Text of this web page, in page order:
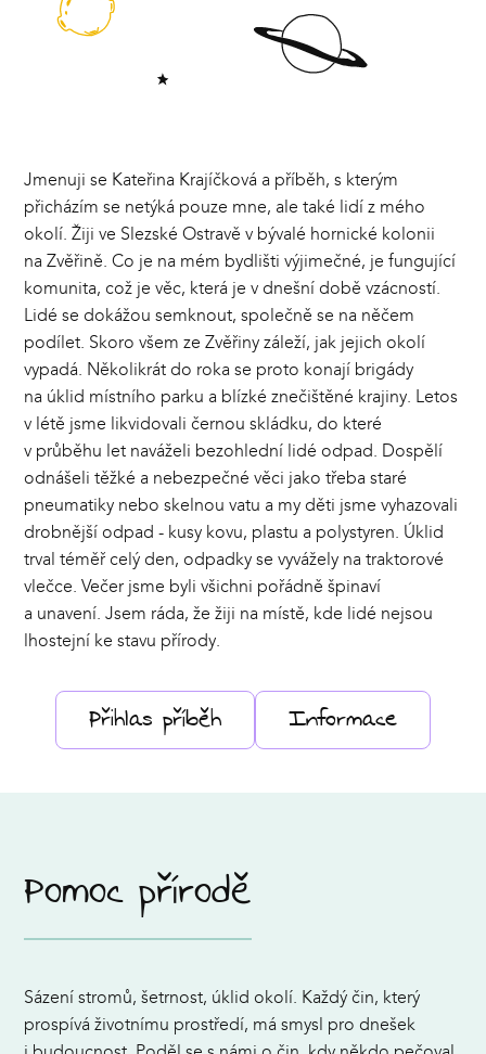
Jmenuji se Kateřina Krajíčková a příběh, s kterým
přicházím se netýká pouze mne, ale také lidí z mého
okolí. Žiji ve Slezské Ostravě v bývalé hornické kolonii
na Zvěřině. Co je na mém bydlišti výjimečné, je fungující
komunita, což je věc, která je v dnešní době vzácností.
Lidé se dokážou semknout, společně se na něčem
podílet. Skoro všem ze Zvěřiny záleží, jak jejich okolí
vypadá. Několikrát do roka se proto konají brigády
na úklid místního parku a blízké znečištěné krajiny. Letos
v létě jsme likvidovali černou skládku, do které
v průběhu let naváželi bezohlední lidé odpad. Dospělí
odnášeli těžké a nebezpečné věci jako třeba staré
pneumatiky nebo skelnou vatu a my děti jsme vyhazovali
drobnější odpad - kusy kovu, plastu a polystyren. Úklid
trval téměř celý den, odpadky se vyvážely na traktorové
vlečce. Večer jsme byli všichni pořádně špinaví
a unavení. Jsem ráda, že žiji na místě, kde lidé nejsou
lhostejní ke stavu přírody.
Přihlas příběh Informace
Pomoc přírodě
Sázení stromů, šetrnost, úklid okolí. Každý čin, který
prospívá životnímu prostředí, má smysl pro dnešek